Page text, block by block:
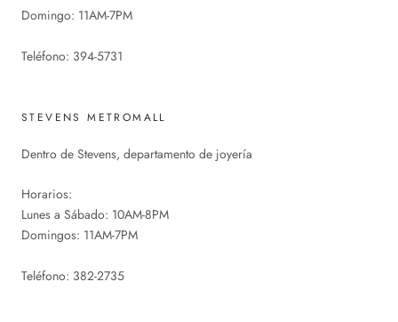
Domingo: 11AM-7PM
Teléfono: 394-5731
STEVENS METROMALL
Dentro de Stevens, departamento de joyería
Horarios:
Lunes a Sábado: 10AM-8PM
Domingos: 11AM-7PM
Teléfono: 382-2735